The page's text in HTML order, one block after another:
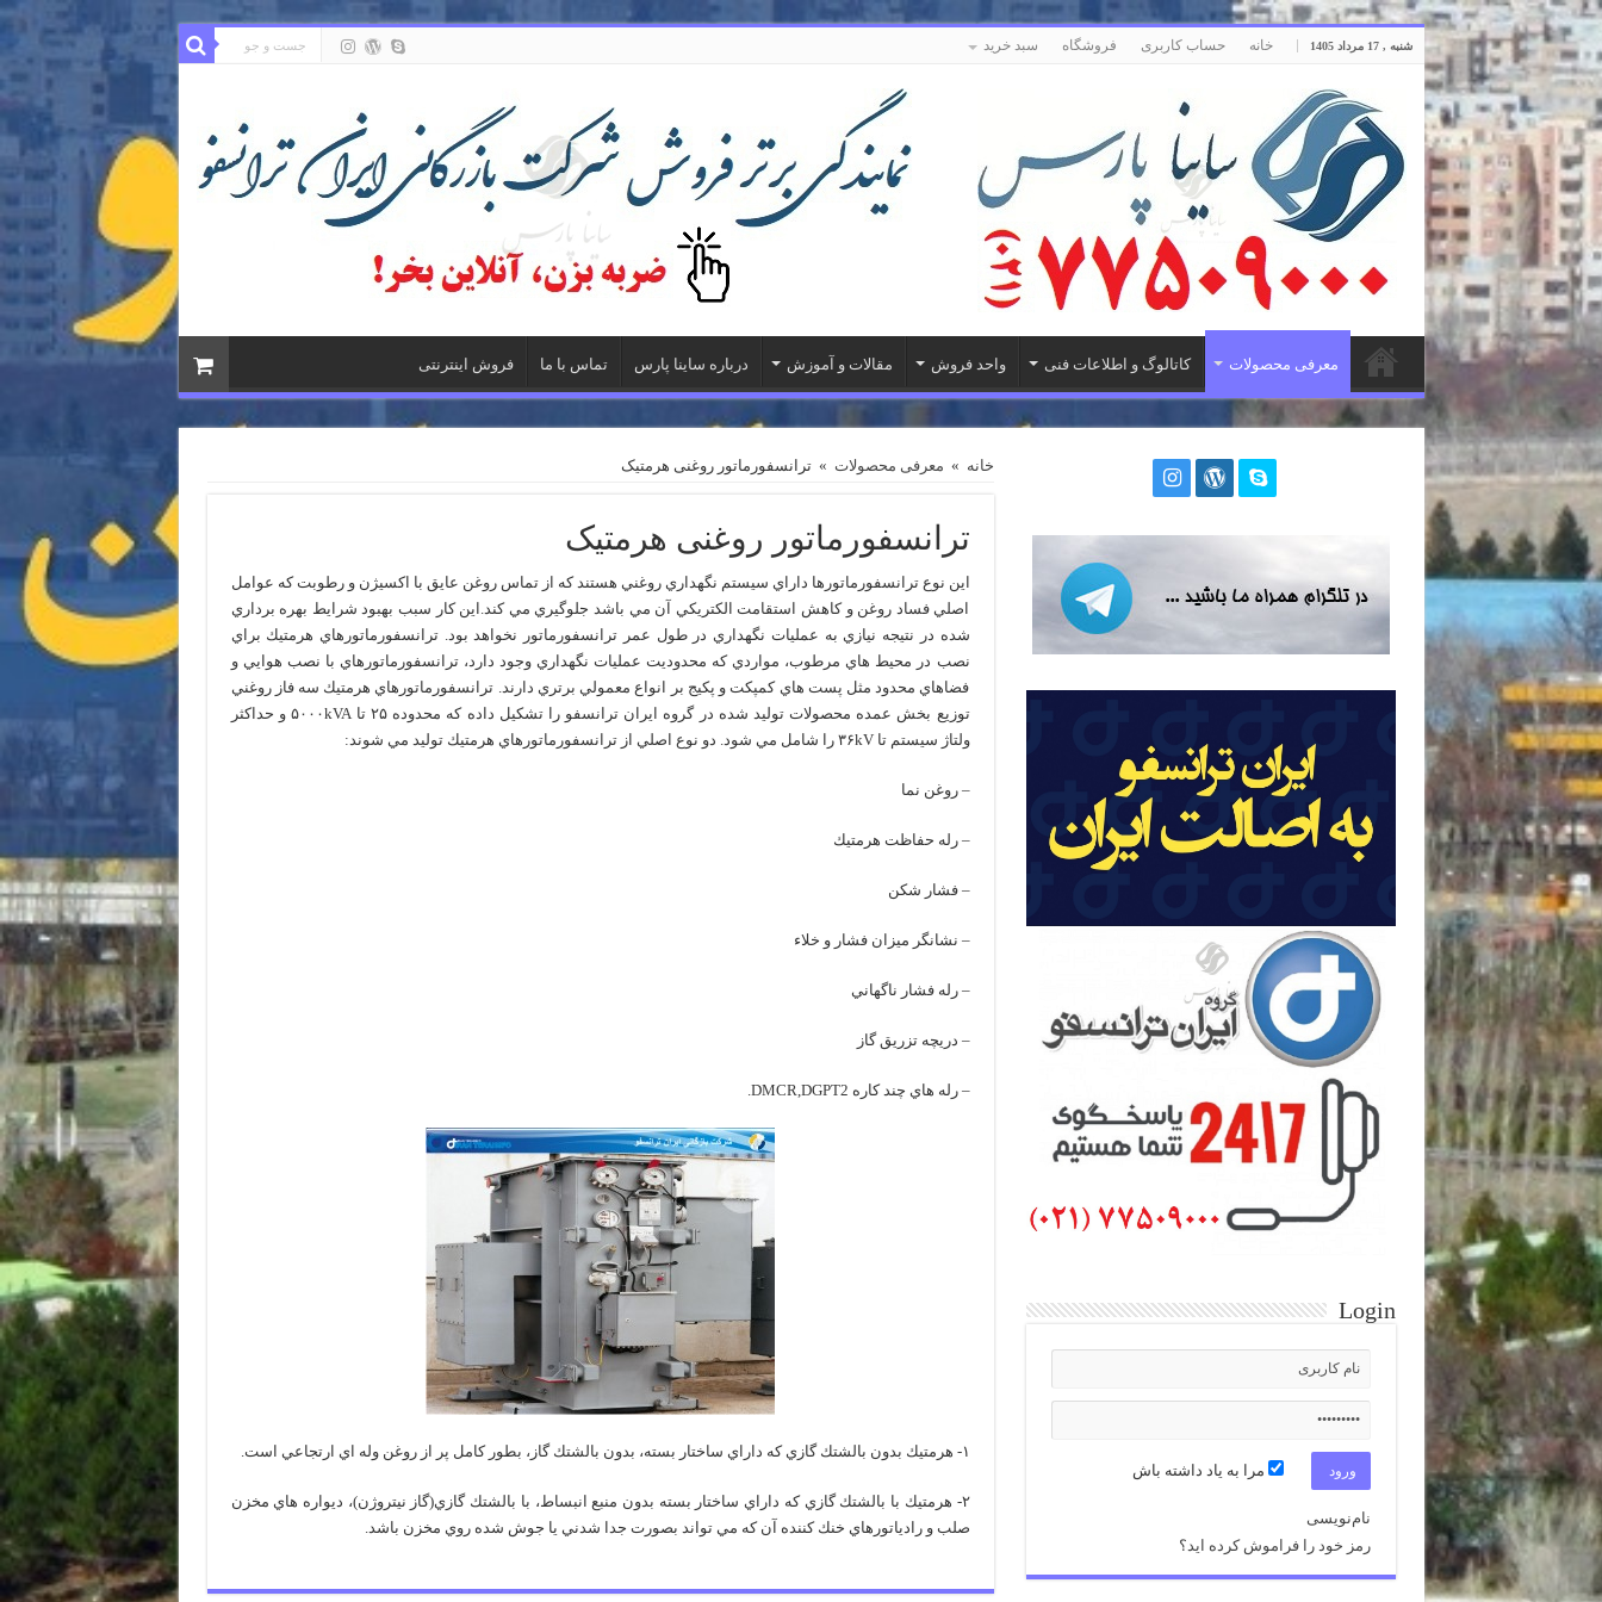
شنبه , 17 مرداد 1405 خانه حساب کاربری فروشگاه سبد خرید
معرفی محصولات کاتالوگ و اطلاعات فنی واحد فروش مقالات و آموزش درباره ساینا پارس تماس با ما فروش اینترنتی
خانه » معرفی محصولات » ترانسفورماتور روغنی هرمتیک
ترانسفورماتور روغنی هرمتیک
اين نوع ترانسفورماتورها داراي سيستم نگهداري روغني هستند كه از تماس روغن عايق با اكسيژن و رطوبت كه عوامل
اصلي فساد روغن و كاهش استقامت الكتريكي آن مي باشد جلوگيري مي كند.اين كار سبب بهبود شرايط بهره برداري
شده در نتيجه نيازي به عمليات نگهداري در طول عمر ترانسفورماتور نخواهد بود. ترانسفورماتورهاي هرمتيك براي
نصب در محيط هاي مرطوب، مواردي كه محدوديت عمليات نگهداري وجود دارد، ترانسفورماتورهاي با نصب هوايي و
فضاهاي محدود مثل پست هاي كمپكت و پكيج بر انواع معمولي برتري دارند. ترانسفورماتورهاي هرمتيك سه فاز روغني
توزيع بخش عمده محصولات توليد شده در گروه ايران ترانسفو را تشكيل داده كه محدوده ۲۵ تا ۵۰۰۰kVA و حداكثر
ولتاژ سيستم تا ۳۶kV را شامل مي شود. دو نوع اصلي از ترانسفورماتورهاي هرمتيك توليد مي شوند:
– روغن نما
– رله حفاظت هرمتيك
– فشار شكن
– نشانگر ميزان فشار و خلاء
– رله فشار ناگهاني
– دريچه تزريق گاز
– رله هاي چند كاره DMCR,DGPT2.
۱- هرمتيك بدون بالشتك گازي كه داراي ساختار بسته، بدون بالشتك گاز، بطور كامل پر از روغن وله اي ارتجاعي است.
۲- هرمتيك با بالشتك گازي كه داراي ساختار بسته بدون منبع انبساط، با بالشتك گازي(گاز نيتروژن)، ديواره هاي مخزن
صلب و رادياتورهاي خنك كننده آن كه مي تواند بصورت جدا شدني يا جوش شده روي مخزن باشد.
Login
مرا به یاد داشته باش
نام‌نویسی
رمز خود را فراموش کرده اید؟